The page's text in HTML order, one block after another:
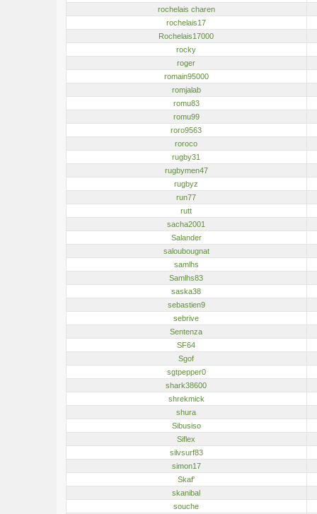
rochelais charen
rochelais17
Rochelais17000
rocky
roger
romain95000
romjalab
romu83
romu99
roro9563
roroco
rugby31
rugbymen47
rugbyz
run77
rutt
sacha2001
Salander
saloubougnat
samlhs
Samlhs83
saska38
sebastien9
sebrive
Sentenza
SF64
Sgof
sgtpepper0
shark38600
shrekmick
shura
Sibusiso
Siflex
silvsurf83
simon17
Skaf'
skanibal
souche